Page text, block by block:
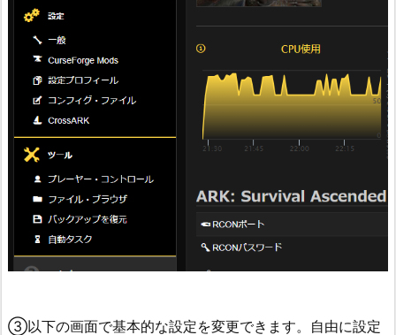
③以下の画面で基本的な設定を変更できます。自由に設定